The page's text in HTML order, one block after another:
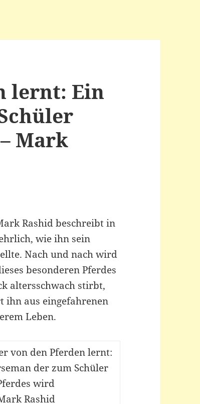
lernt: Ein
Mark
Rashid beschreibt in
wie ihn sein
Nach und nach wird
besonderen Pferdes
altersschwach stirbt,
ihn aus eingefahrenen
Leben.
von den Pferden lernt:
der zum Schüler
wird
Rashid